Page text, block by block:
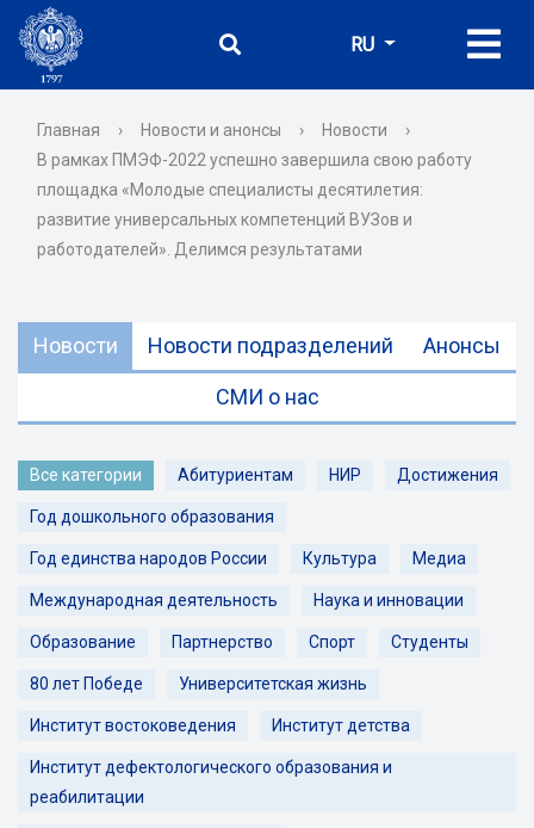
RU
Главная › Новости и анонсы › Новости
›
В рамках ПМЭФ-2022 успешно завершила свою работу
площадка «Молодые специалисты десятилетия:
развитие универсальных компетенций ВУЗов и
работодателей». Делимся результатами
Новости Новости подразделений Анонсы
СМИ о нас
Все категории Абитуриентам НИР Достижения
Год дошкольного образования
Год единства народов России Культура Медиа
Международная деятельность Наука и инновации
Образование Партнерство Спорт Студенты
80 лет Победе Университетская жизнь
Институт востоковедения Институт детства
Институт дефектологического образования и
реабилитации